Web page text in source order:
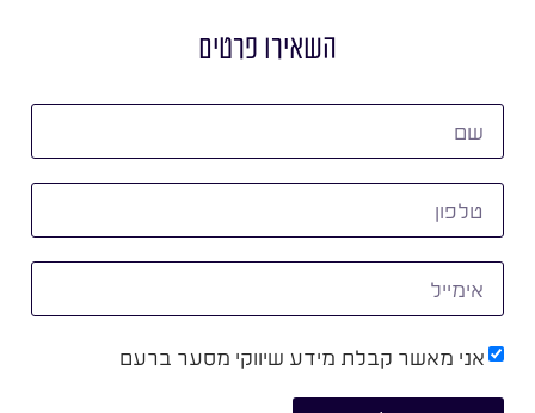
השאירו פרטים
אני מאשר קבלת מידע שיווקי מסער ברעם